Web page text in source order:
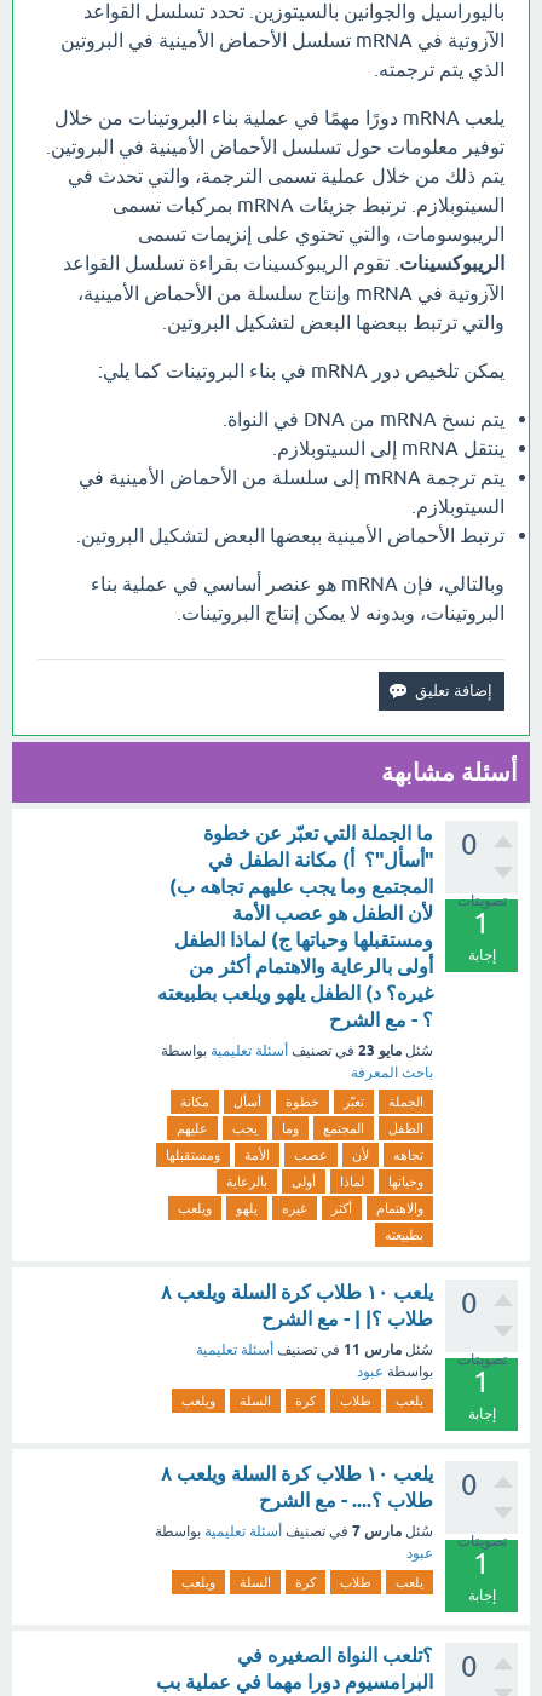
باليوراسيل والجوانين بالسيتوزين. تحدد تسلسل القواعد
الآزوتية في mRNA تسلسل الأحماض الأمينية في البروتين
الذي يتم ترجمته.
يلعب mRNA دورًا مهمًا في عملية بناء البروتينات من خلال
توفير معلومات حول تسلسل الأحماض الأمينية في البروتين.
يتم ذلك من خلال عملية تسمى الترجمة، والتي تحدث في
السيتوبلازم. ترتبط جزيئات mRNA بمركبات تسمى
الريبوسومات، والتي تحتوي على إنزيمات تسمى
الريبوكسينات . تقوم الريبوكسينات بقراءة تسلسل القواعد
الآزوتية في mRNA وإنتاج سلسلة من الأحماض الأمينية،
والتي ترتبط ببعضها البعض لتشكيل البروتين.
يمكن تلخيص دور mRNA في بناء البروتينات كما يلي:
يتم نسخ mRNA من DNA في النواة.
ينتقل mRNA إلى السيتوبلازم.
يتم ترجمة mRNA إلى سلسلة من الأحماض الأمينية في
السيتوبلازم.
ترتبط الأحماض الأمينية ببعضها البعض لتشكيل البروتين.
وبالتالي، فإن mRNA هو عنصر أساسي في عملية بناء
البروتينات، وبدونه لا يمكن إنتاج البروتينات.
أسئلة مشابهة
0
تصويتات
1
إجابة
ما الجملة التي تعبّر عن خطوة
"أسأل"؟ أ) مكانة الطفل في
المجتمع وما يجب عليهم تجاهه ب)
لأن الطفل هو عصب الأمة
ومستقبلها وحياتها ج) لماذا الطفل
أولى بالرعاية والاهتمام أكثر من
غيره؟ د) الطفل يلهو ويلعب بطبيعته
؟ - مع الشرح
سُئل مايو 23 في تصنيف أسئلة تعليمية بواسطة
باحث المعرفة
الجملة تعبّر خطوة أسأل
مكانة
الطفل
المجتمع وما يجب
عليهم
تجاهه
لأن عصب الأمة
ومستقبلها
وحياتها
لماذا أولى
بالرعاية
والاهتمام
أكثر غيره يلهو
ويلعب
بطبيعته
0
تصويتات
1
إجابة
يلعب ١٠ طلاب كرة السلة ويلعب ٨
طلاب ؟| | - مع الشرح
سُئل مارس 11 في تصنيف أسئلة تعليمية
بواسطة عبود
يلعب طلاب كرة السلة ويلعب
0
تصويتات
1
إجابة
يلعب ١٠ طلاب كرة السلة ويلعب ٨
طلاب ؟.... - مع الشرح
سُئل مارس 7 في تصنيف أسئلة تعليمية بواسطة
عبود
يلعب طلاب كرة السلة ويلعب
0
؟تلعب النواة الصغيره في
البرامسيوم دورا مهما في عملية بب